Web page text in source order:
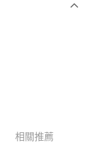
相關推薦